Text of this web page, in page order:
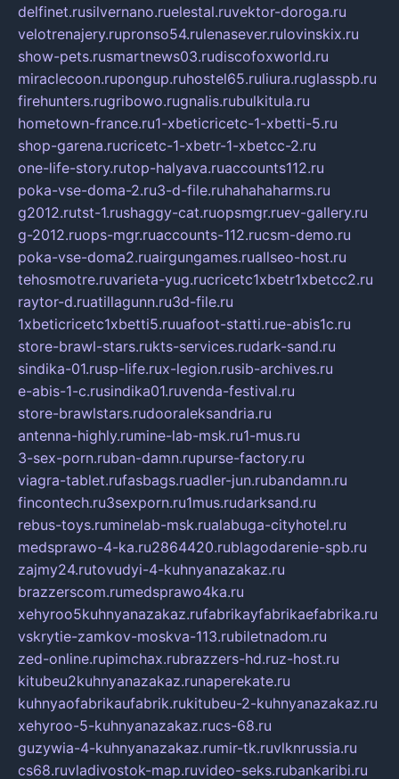
delfinet.rusilvernano.ruelestal.ruvektor-doroga.ru
velotrenajery.rupronso54.rulenasever.rulovinskix.ru
show-pets.rusmartnews03.rudiscofoxworld.ru
miraclecoon.rupongup.ruhostel65.ruliura.ruglasspb.ru
firehunters.rugribowo.rugnalis.rubulkitula.ru
hometown-france.ru1-xbeticricetc-1-xbetti-5.ru
shop-garena.rucricetc-1-xbetr-1-xbetcc-2.ru
one-life-story.rutop-halyava.ruaccounts112.ru
poka-vse-doma-2.ru3-d-file.ruhahahaharms.ru
g2012.rutst-1.rushaggy-cat.ruopsmgr.ruev-gallery.ru
g-2012.ruops-mgr.ruaccounts-112.rucsm-demo.ru
poka-vse-doma2.ruairgungames.ruallseo-host.ru
tehosmotre.ruvarieta-yug.rucricetc1xbetr1xbetcc2.ru
raytor-d.ruatillagunn.ru3d-file.ru
1xbeticricetc1xbetti5.ruuafoot-statti.rue-abis1c.ru
store-brawl-stars.rukts-services.rudark-sand.ru
sindika-01.rusp-life.rux-legion.rusib-archives.ru
e-abis-1-c.rusindika01.ruvenda-festival.ru
store-brawlstars.rudooraleksandria.ru
antenna-highly.rumine-lab-msk.ru1-mus.ru
3-sex-porn.ruban-damn.rupurse-factory.ru
viagra-tablet.rufasbags.ruadler-jun.rubandamn.ru
fincontech.ru3sexporn.ru1mus.rudarksand.ru
rebus-toys.ruminelab-msk.rualabuga-cityhotel.ru
medsprawo-4-ka.ru2864420.rublagodarenie-spb.ru
zajmy24.rutovudyi-4-kuhnyanazakaz.ru
brazzerscom.rumedsprawo4ka.ru
xehyroo5kuhnyanazakaz.rufabrikayfabrikaefabrika.ru
vskrytie-zamkov-moskva-113.rubiletnadom.ru
zed-online.rupimchax.rubrazzers-hd.ruz-host.ru
kitubeu2kuhnyanazakaz.runaperekate.ru
kuhnyaofabrikaufabrik.rukitubeu-2-kuhnyanazakaz.ru
xehyroo-5-kuhnyanazakaz.rucs-68.ru
guzywia-4-kuhnyanazakaz.rumir-tk.ruvlknrussia.ru
cs68.ruvladivostok-map.ruvideo-seks.rubankaribi.ru